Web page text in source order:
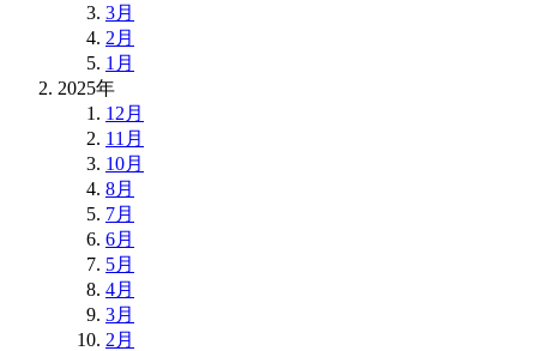
3月
2月
1月
2025年
12月
11月
10月
8月
7月
6月
5月
4月
3月
2月